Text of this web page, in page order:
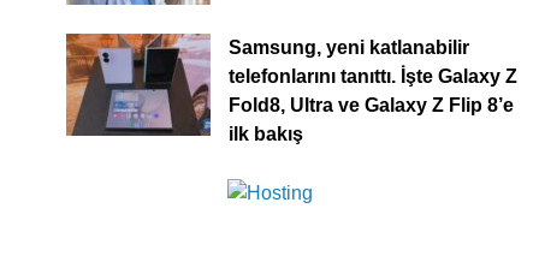
Samsung, yeni katlanabilir
telefonlarını tanıttı. İşte Galaxy Z
Fold8, Ultra ve Galaxy Z Flip 8’e
ilk bakış